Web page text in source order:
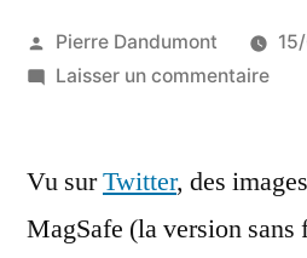
Publié
par
Pierre Dandumont
Laisser un commentairesur
sorti
Vu surTwitter, des
MagSafe (la version sans